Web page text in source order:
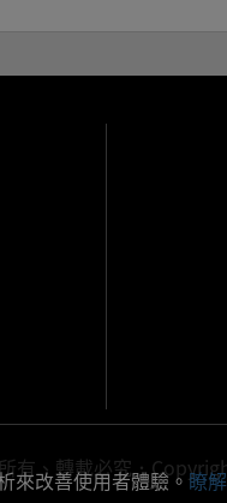
有、轉載必究．
來改善使用者體驗。瞭